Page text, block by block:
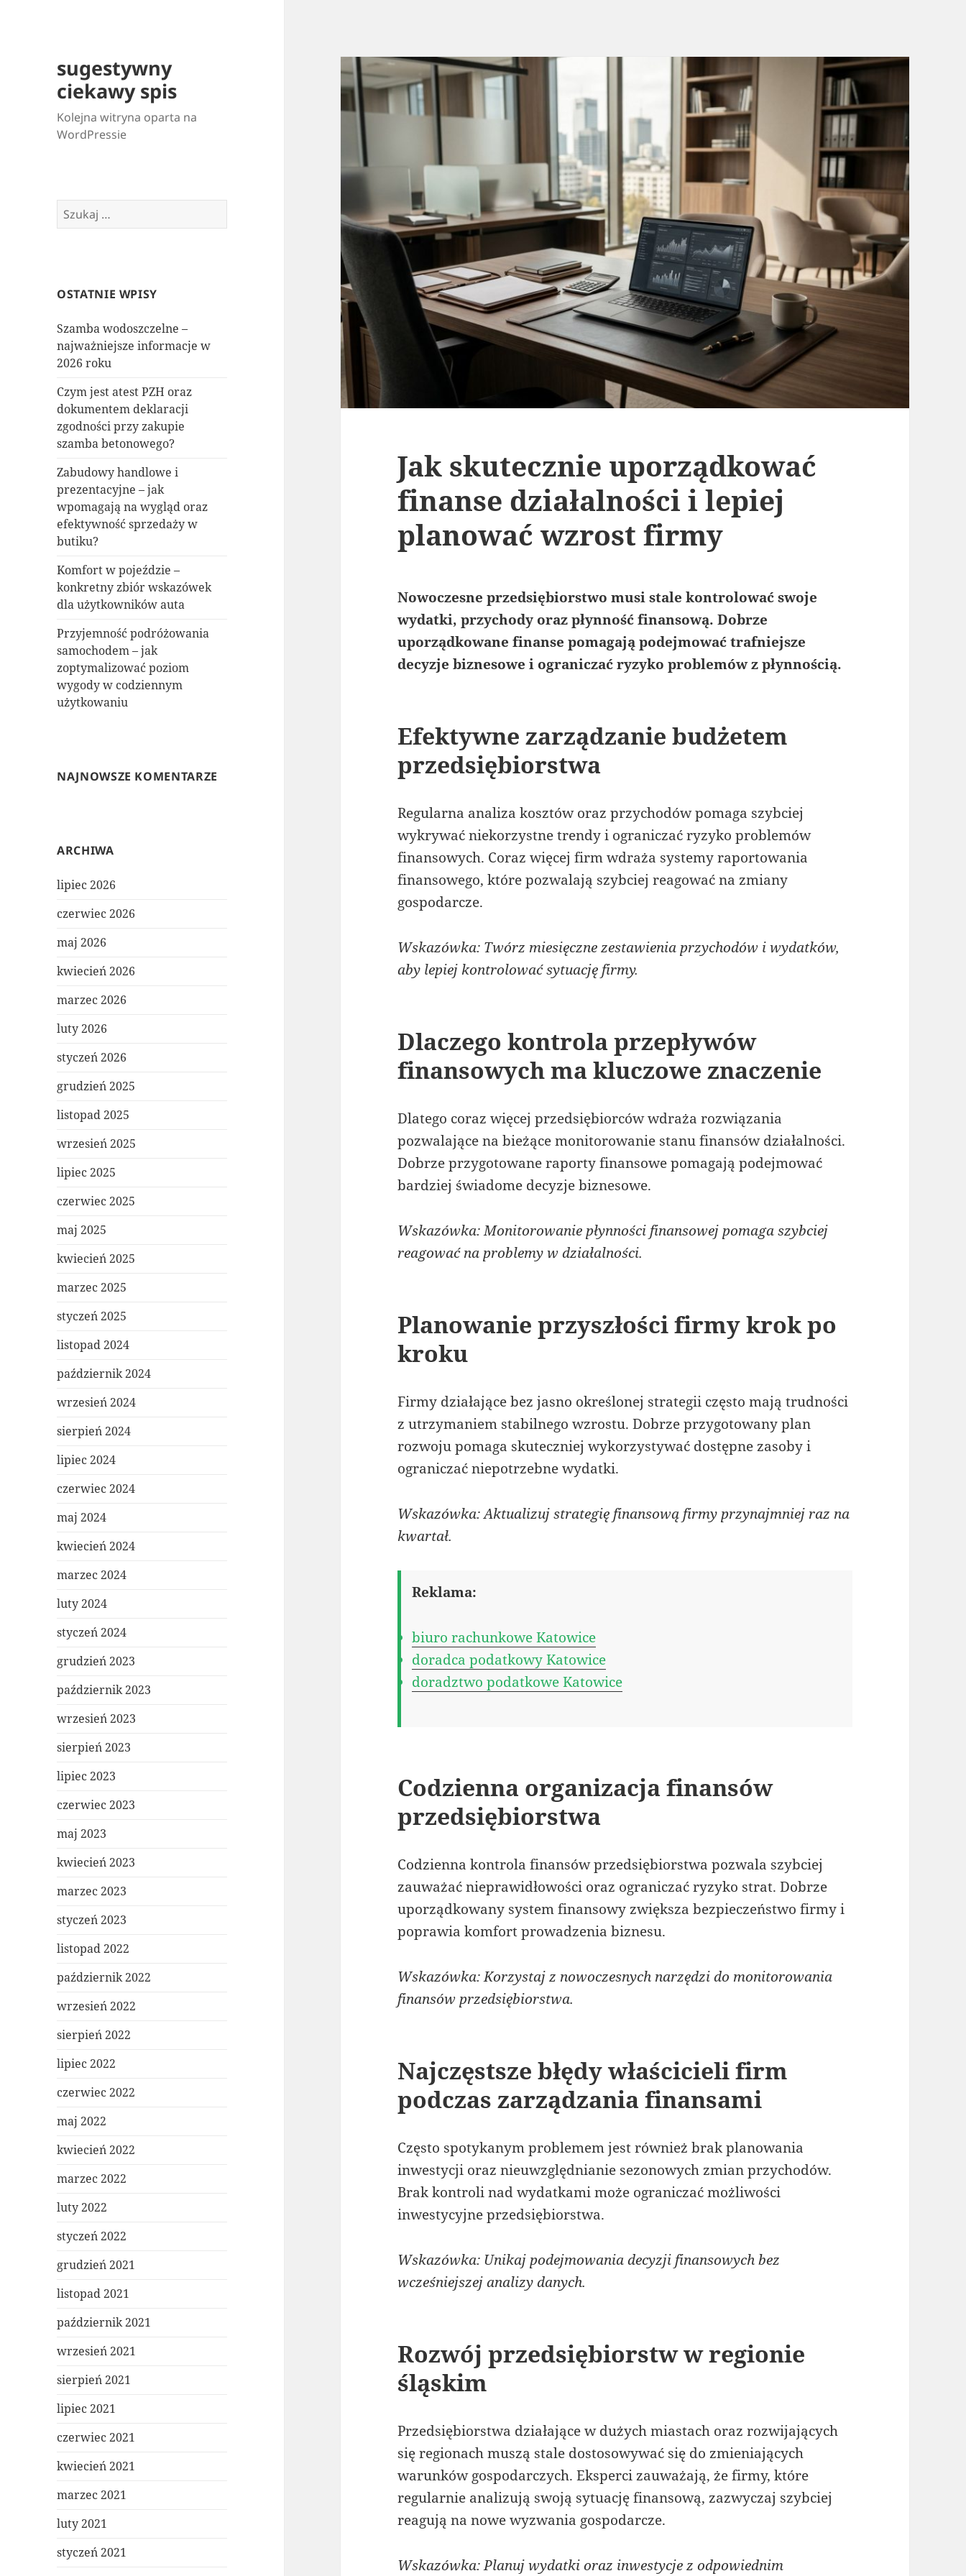
sugestywny
ciekawy spis
Kolejna witryna oparta na
WordPressie
Szukaj:
OSTATNIE WPISY
Szamba wodoszczelne –
najważniejsze informacje w
2026 roku
Czym jest atest PZH oraz
dokumentem deklaracji
zgodności przy zakupie
szamba betonowego?
Zabudowy handlowe i
prezentacyjne – jak
wpomagają na wygląd oraz
efektywność sprzedaży w
butiku?
Komfort w pojeździe –
konkretny zbiór wskazówek
dla użytkowników auta
Przyjemność podróżowania
samochodem – jak
zoptymalizować poziom
wygody w codziennym
użytkowaniu
NAJNOWSZE KOMENTARZE
ARCHIWA
lipiec 2026
czerwiec 2026
maj 2026
kwiecień 2026
marzec 2026
luty 2026
styczeń 2026
grudzień 2025
listopad 2025
wrzesień 2025
lipiec 2025
czerwiec 2025
maj 2025
kwiecień 2025
marzec 2025
styczeń 2025
listopad 2024
październik 2024
wrzesień 2024
sierpień 2024
lipiec 2024
czerwiec 2024
maj 2024
kwiecień 2024
marzec 2024
luty 2024
styczeń 2024
grudzień 2023
październik 2023
wrzesień 2023
sierpień 2023
lipiec 2023
czerwiec 2023
maj 2023
kwiecień 2023
marzec 2023
styczeń 2023
listopad 2022
październik 2022
wrzesień 2022
sierpień 2022
lipiec 2022
czerwiec 2022
maj 2022
kwiecień 2022
marzec 2022
luty 2022
styczeń 2022
grudzień 2021
listopad 2021
październik 2021
wrzesień 2021
sierpień 2021
lipiec 2021
czerwiec 2021
kwiecień 2021
marzec 2021
luty 2021
styczeń 2021
Jak skutecznie uporządkować
finanse działalności i lepiej
planować wzrost firmy
Nowoczesne przedsiębiorstwo musi stale kontrolować swoje
wydatki, przychody oraz płynność finansową. Dobrze
uporządkowane finanse pomagają podejmować trafniejsze
decyzje biznesowe i ograniczać ryzyko problemów z płynnością.
Efektywne zarządzanie budżetem
przedsiębiorstwa
Regularna analiza kosztów oraz przychodów pomaga szybciej
wykrywać niekorzystne trendy i ograniczać ryzyko problemów
finansowych. Coraz więcej firm wdraża systemy raportowania
finansowego, które pozwalają szybciej reagować na zmiany
gospodarcze.
Wskazówka: Twórz miesięczne zestawienia przychodów i wydatków,
aby lepiej kontrolować sytuację firmy.
Dlaczego kontrola przepływów
finansowych ma kluczowe znaczenie
Dlatego coraz więcej przedsiębiorców wdraża rozwiązania
pozwalające na bieżące monitorowanie stanu finansów działalności.
Dobrze przygotowane raporty finansowe pomagają podejmować
bardziej świadome decyzje biznesowe.
Wskazówka: Monitorowanie płynności finansowej pomaga szybciej
reagować na problemy w działalności.
Planowanie przyszłości firmy krok po
kroku
Firmy działające bez jasno określonej strategii często mają trudności
z utrzymaniem stabilnego wzrostu. Dobrze przygotowany plan
rozwoju pomaga skuteczniej wykorzystywać dostępne zasoby i
ograniczać niepotrzebne wydatki.
Wskazówka: Aktualizuj strategię finansową firmy przynajmniej raz na
kwartał.
Reklama:
biuro rachunkowe Katowice
doradca podatkowy Katowice
doradztwo podatkowe Katowice
Codzienna organizacja finansów
przedsiębiorstwa
Codzienna kontrola finansów przedsiębiorstwa pozwala szybciej
zauważać nieprawidłowości oraz ograniczać ryzyko strat. Dobrze
uporządkowany system finansowy zwiększa bezpieczeństwo firmy i
poprawia komfort prowadzenia biznesu.
Wskazówka: Korzystaj z nowoczesnych narzędzi do monitorowania
finansów przedsiębiorstwa.
Najczęstsze błędy właścicieli firm
podczas zarządzania finansami
Często spotykanym problemem jest również brak planowania
inwestycji oraz nieuwzględnianie sezonowych zmian przychodów.
Brak kontroli nad wydatkami może ograniczać możliwości
inwestycyjne przedsiębiorstwa.
Wskazówka: Unikaj podejmowania decyzji finansowych bez
wcześniejszej analizy danych.
Rozwój przedsiębiorstw w regionie
śląskim
Przedsiębiorstwa działające w dużych miastach oraz rozwijających
się regionach muszą stale dostosowywać się do zmieniających
warunków gospodarczych. Eksperci zauważają, że firmy, które
regularnie analizują swoją sytuację finansową, zazwyczaj szybciej
reagują na nowe wyzwania gospodarcze.
Wskazówka: Planuj wydatki oraz inwestycje z odpowiednim